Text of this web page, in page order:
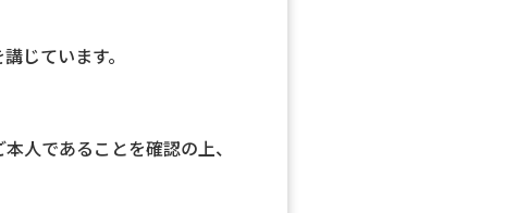
じています。
人であることを確認の上、